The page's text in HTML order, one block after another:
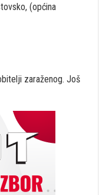
(općina
zaraženog. Još